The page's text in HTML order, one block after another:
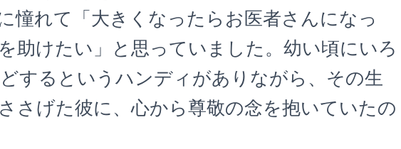
憧れて「大きくなったらお医者さんになっ
助けたい」と思っていました。幼い頃にいろ
するというハンディがありながら、その生
さげた彼に、心から尊敬の念を抱いていたの